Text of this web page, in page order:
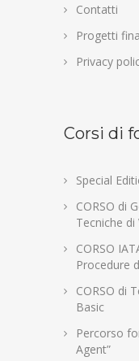
Contatti
Progetti
Privacy
Corsi di
Special
CORSO di
Tecniche di
CORSO
Procedure
CORSO di
Basic
Percorso
Agent”